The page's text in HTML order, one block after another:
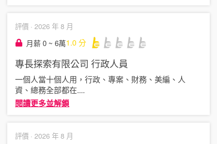
評價 · 2026 年 8 月
月薪 0 ~ 6萬1.0 分
專長探索有限公司 行政人員
一個人當十個人用，行政、專案、財務、美編、人
資、總務全部都在....
閱讀更多並解鎖
評價 · 2026 年 8 月